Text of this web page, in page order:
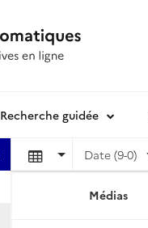
Recherche guidée
Date (9-0)
Médias